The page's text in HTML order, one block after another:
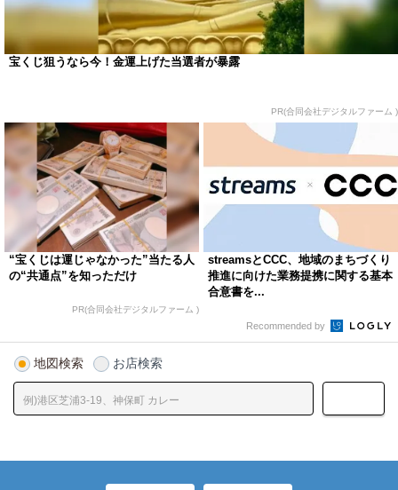
宝くじ狙うなら今！金運上げた当選者が暴露
PR(合同会社デジタルファーム )
“宝くじは運じゃなかった”当たる人
の“共通点”を知っただけ
PR(合同会社デジタルファーム )
streamsとCCC、地域のまちづくり
推進に向けた業務提携に関する基本
合意書を...
Recommended by
地図検索 お店検索